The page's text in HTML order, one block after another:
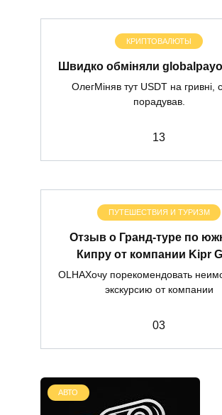
КРИПТОВАЛЮТЫ
Швидко обміняли
ОлегМіняв тут USDT на гривні,
порадував.
13
ПУТЕШЕСТВИЯ И ТУРИЗМ
Отзыв о Гранд-туре по
Кипру от компании Kipr
OLHAХочу порекомендовать
экскурсию от компании
03
АВТО